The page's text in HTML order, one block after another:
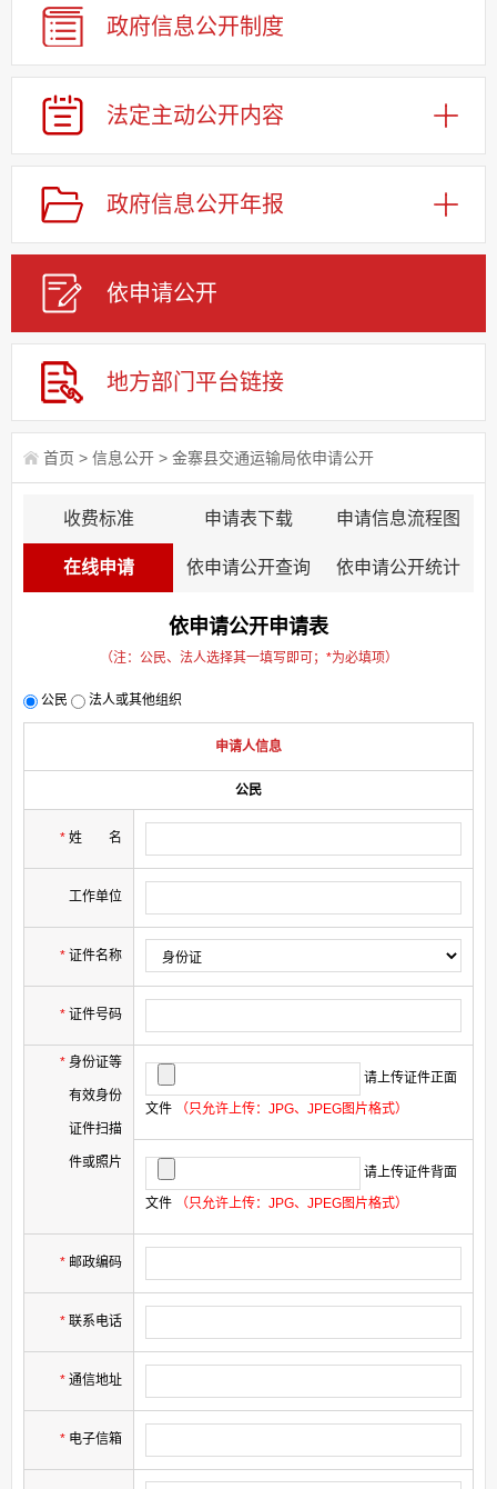
政府信息公开制度
法定主动公开内容
政府信息公开年报
依申请公开
地方部门 平台链接
首页 > 信息公开 > 金寨县交通运输局依申请公开
收费标准 申请表下载 申请信息流程图
在线申请 依申请公开查询 依申请公开统计
依申请公开申请表
（注：公民、法人选择其一填写即可； *为必填项）
公民 法人或其他组织
申请人信息
公民
* 姓 名
工作单位
* 证件名称
* 证件号码
* 身份证等
有效身份
证件扫描
件或照片
请上传证件正面
文件
（只允许上传：JPG、JPEG图片格式）
请上传证件背面
文件
（只允许上传：JPG、JPEG图片格式）
* 邮政编码
* 联系电话
* 通信地址
* 电子信箱